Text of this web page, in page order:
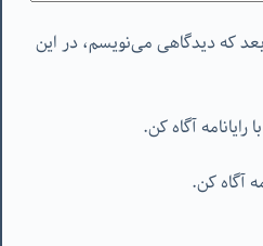
که دیدگاهی می‌نویسم، در این
آگاه کن.
آگاه کن.